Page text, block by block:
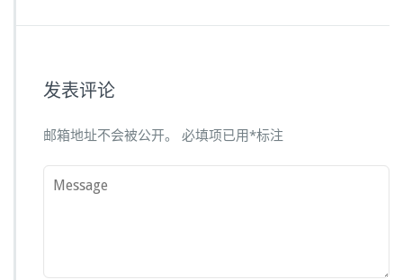
发表评论
邮箱地址不会被公开。 必填项已用*标注